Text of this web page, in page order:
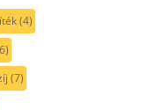
(4)
(7)